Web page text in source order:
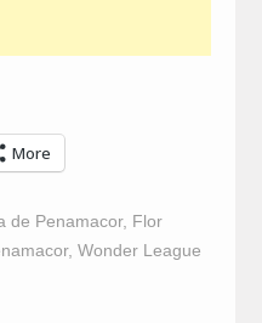
More
de Penamacor, Flor
, Wonder League